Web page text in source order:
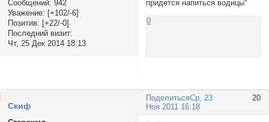
Сообщений: 942
Уважение: [+102/-6]
Позитив: [+22/-0]
Последний визит:
Чт, 25 Дек 2014 18:13
придется напиться водицы"
0
Поделиться 20
Ср, 23
Ноя 2011 16:18
Cкиф